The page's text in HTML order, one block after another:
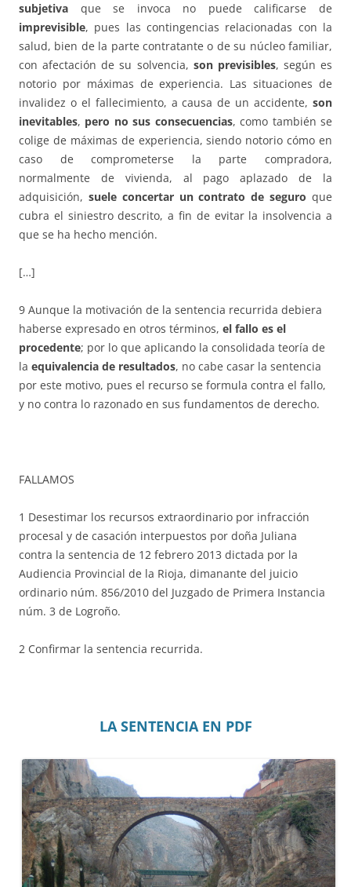
subjetiva que se invoca no puede calificarse de
imprevisible, pues las contingencias relacionadas con la
salud, bien de la parte contratante o de su núcleo familiar,
con afectación de su solvencia, son previsibles, según es
notorio por máximas de experiencia. Las situaciones de
invalidez o el fallecimiento, a causa de un accidente, son
inevitables, pero no sus consecuencias, como también se
colige de máximas de experiencia, siendo notorio cómo en
caso de comprometerse la parte compradora,
normalmente de vivienda, al pago aplazado de la
adquisición, suele concertar un contrato de seguro que
cubra el siniestro descrito, a fin de evitar la insolvencia a
que se ha hecho mención.
[…]
9 Aunque la motivación de la sentencia recurrida debiera
haberse expresado en otros términos, el fallo es el
procedente; por lo que aplicando la consolidada teoría de
la equivalencia de resultados, no cabe casar la sentencia
por este motivo, pues el recurso se formula contra el fallo,
y no contra lo razonado en sus fundamentos de derecho.
FALLAMOS
1 Desestimar los recursos extraordinario por infracción
procesal y de casación interpuestos por doña Juliana
contra la sentencia de 12 febrero 2013 dictada por la
Audiencia Provincial de la Rioja, dimanante del juicio
ordinario núm. 856/2010 del Juzgado de Primera Instancia
núm. 3 de Logroño.
2 Confirmar la sentencia recurrida.
LA SENTENCIA EN PDF